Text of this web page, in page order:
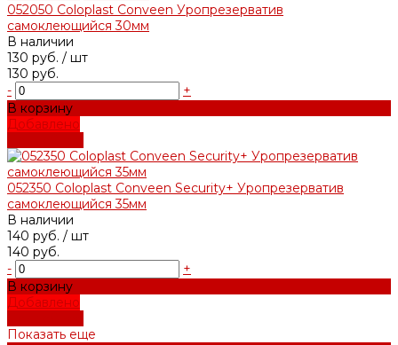
052050 Coloplast Conveen Уропрезерватив
самоклеющийся 30мм
В наличии
130 руб. / шт
130 руб.
-
+
В корзину
Добавлено
052350 Coloplast Conveen Security+ Уропрезерватив
самоклеющийся 35мм
В наличии
140 руб. / шт
140 руб.
-
+
В корзину
Добавлено
Показать еще